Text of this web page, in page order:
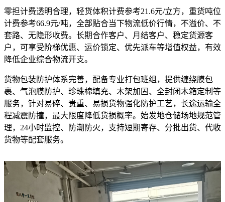
零担计费透明合理，轻货体积计费参考21.6元/立方，重货吨位
计费参考66.9元/吨，全部贴合当下物流低价行情，不溢价、不
套路、无隐形收费。长期合作客户、月结客户、稳定货源客
户，可享受阶梯优惠、运价锁定、优先派车等增值权益，有效
降低企业综合物流开支。
货物包装防护体系完善，配备专业打包班组，提供缠绕膜包
裹、气泡膜防护、珍珠棉填充、木架加固、全封闭木箱定制等
服务，针对易碎、贵重、易损货物强化防护工艺，长途运输全
程减震防撞，最大限度降低货损概率。始发地仓储场地规范管
理，24小时监控、防潮防火，支持短期寄存、分批出货、代收
货物等配套服务。